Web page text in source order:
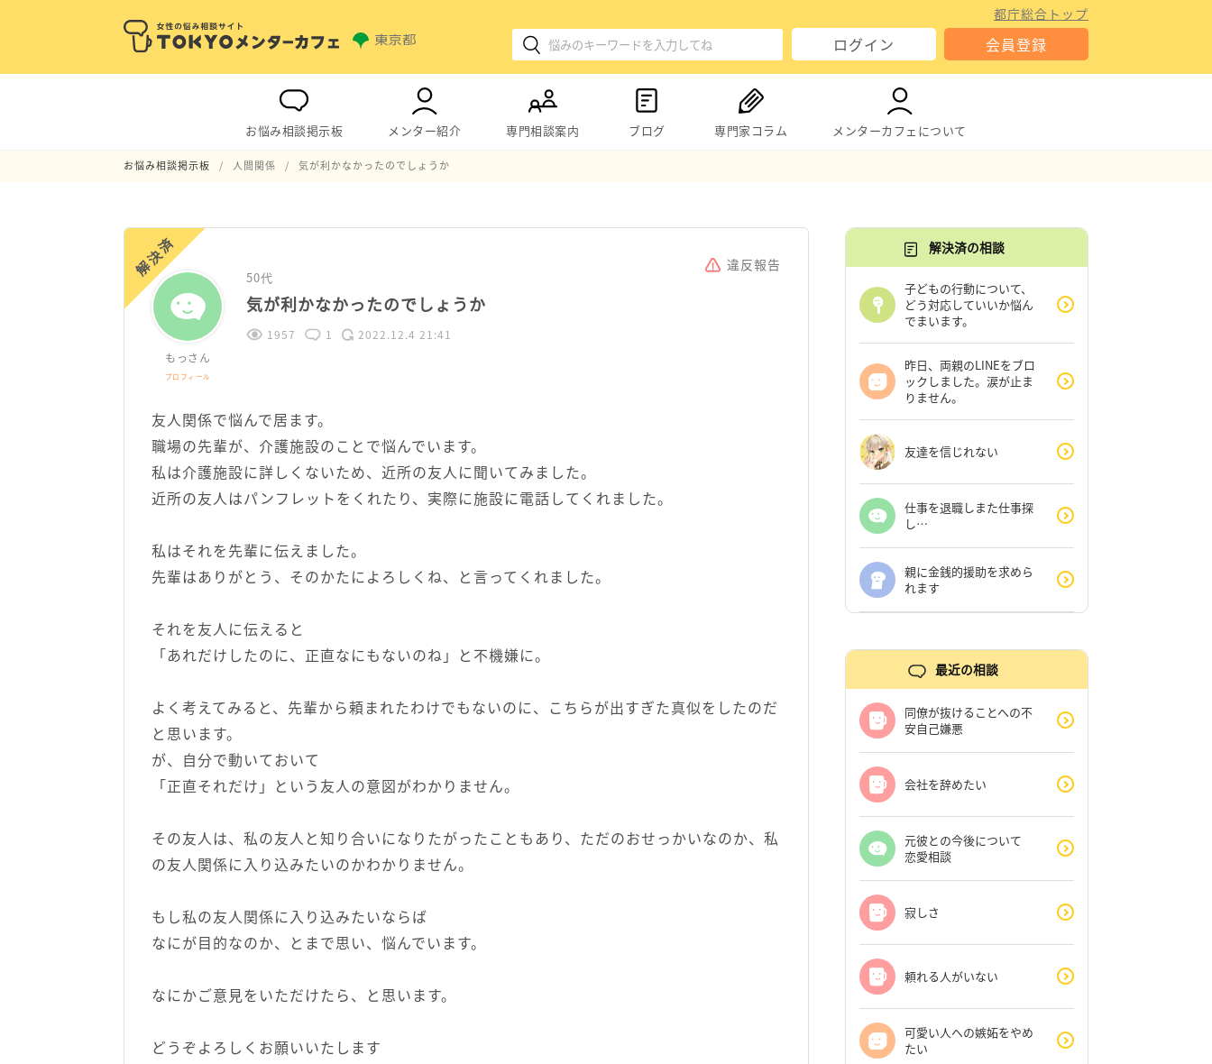
都庁総合トップ
ログイン 会員登録
お悩み相談掲示板 メンター紹介 専門相談案内 ブログ 専門家コラム メンターカフェについて
お悩み相談掲示板 人間関係 気が利かなかったのでしょうか
解決済 違反報告
もっさん
プロフィール
50代
気が利かなかったのでしょうか
1957 1 2022.12.4 21:41
友人関係で悩んで居ます。
職場の先輩が、介護施設のことで悩んでいます。
私は介護施設に詳しくないため、近所の友人に聞いてみました。
近所の友人はパンフレットをくれたり、実際に施設に電話してくれました。
私はそれを先輩に伝えました。
先輩はありがとう、そのかたによろしくね、と言ってくれました。
それを友人に伝えると
「あれだけしたのに、正直なにもないのね」と不機嫌に。
よく考えてみると、先輩から頼まれたわけでもないのに、こちらが出すぎた真似をしたのだ
と思います。
が、自分で動いておいて
「正直それだけ」という友人の意図がわかりません。
その友人は、私の友人と知り合いになりたがったこともあり、ただのおせっかいなのか、私
の友人関係に入り込みたいのかわかりません。
もし私の友人関係に入り込みたいならば
なにが目的なのか、とまで思い、悩んでいます。
なにかご意見をいただけたら、と思います。
どうぞよろしくお願いいたします
解決済の相談
子どもの行動について、
どう対応していいか悩ん
でまいます。
昨日、両親のLINEをブロ
ックしました。涙が止ま
りません。
友達を信じれない
仕事を退職しまた仕事探
し…
親に金銭的援助を求めら
れます
最近の相談
同僚が抜けることへの不
安自己嫌悪
会社を辞めたい
元彼との今後について
恋愛相談
寂しさ
頼れる人がいない
可愛い人への嫉妬をやめ
たい